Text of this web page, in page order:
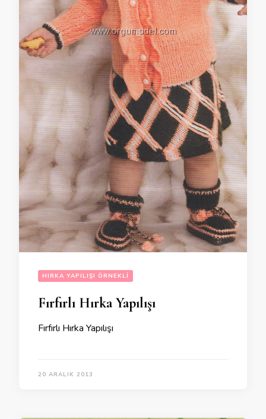
HIRKA YAPILIŞI ÖRNEKLI
Fırfırlı Hırka Yapılışı
Fırfırlı Hırka Yapılışı
20 ARALIK 2013